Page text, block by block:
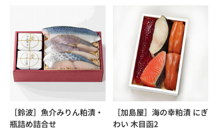
［鈴波］魚介みりん粕漬・
瓶詰め詰合せ
［加島屋］海の幸粕漬 にぎ
わい 木目函2